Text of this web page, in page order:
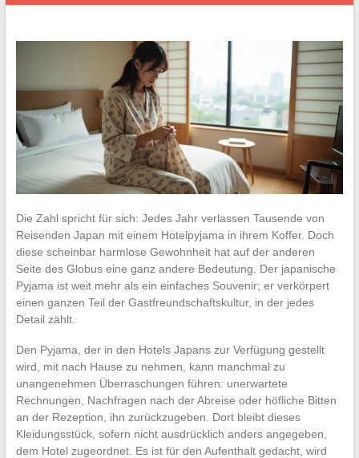
Die Zahl spricht für sich: Jedes Jahr verlassen Tausende von
Reisenden Japan mit einem Hotelpyjama in ihrem Koffer. Doch
diese scheinbar harmlose Gewohnheit hat auf der anderen
Seite des Globus eine ganz andere Bedeutung. Der japanische
Pyjama ist weit mehr als ein einfaches Souvenir; er verkörpert
einen ganzen Teil der Gastfreundschaftskultur, in der jedes
Detail zählt.
Den Pyjama, der in den Hotels Japans zur Verfügung gestellt
wird, mit nach Hause zu nehmen, kann manchmal zu
unangenehmen Überraschungen führen: unerwartete
Rechnungen, Nachfragen nach der Abreise oder höfliche Bitten
an der Rezeption, ihn zurückzugeben. Dort bleibt dieses
Kleidungsstück, sofern nicht ausdrücklich anders angegeben,
dem Hotel zugeordnet. Es ist für den Aufenthalt gedacht, wird